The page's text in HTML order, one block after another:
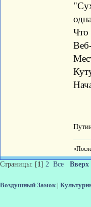
Что
Страницы: [1] 2 Все Вверх
Воздушный Замок|